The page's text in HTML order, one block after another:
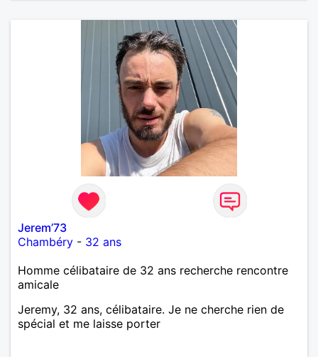
Jerem’73
Chambéry - 32 ans
Homme célibataire de 32 ans recherche rencontre
amicale
Jeremy, 32 ans, célibataire. Je ne cherche rien de
spécial et me laisse porter